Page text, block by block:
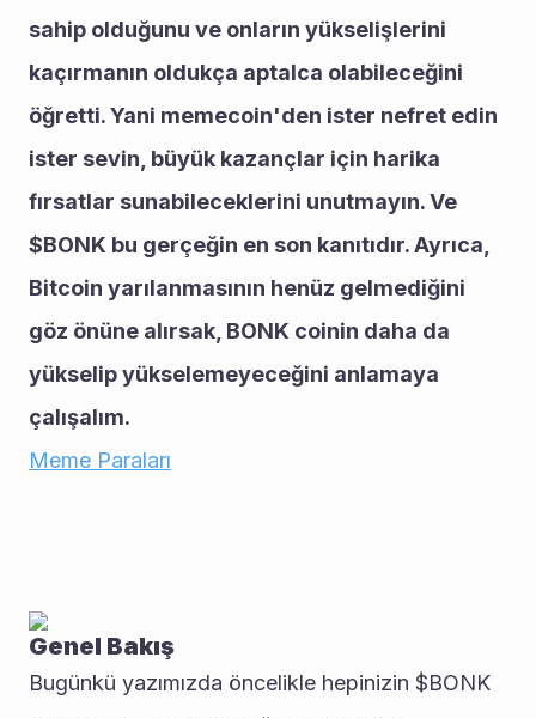
sahip olduğunu ve onların yükselişlerini
kaçırmanın oldukça aptalca olabileceğini
öğretti. Yani memecoin'den ister nefret edin
ister sevin, büyük kazançlar için harika
fırsatlar sunabileceklerini unutmayın. Ve
$BONK bu gerçeğin en son kanıtıdır. Ayrıca,
Bitcoin yarılanmasının henüz gelmediğini
göz önüne alırsak, BONK coinin daha da
yükselip yükselemeyeceğini anlamaya
çalışalım.
Meme Paraları
Genel Bakış
Bugünkü yazımızda öncelikle hepinizin $BONK